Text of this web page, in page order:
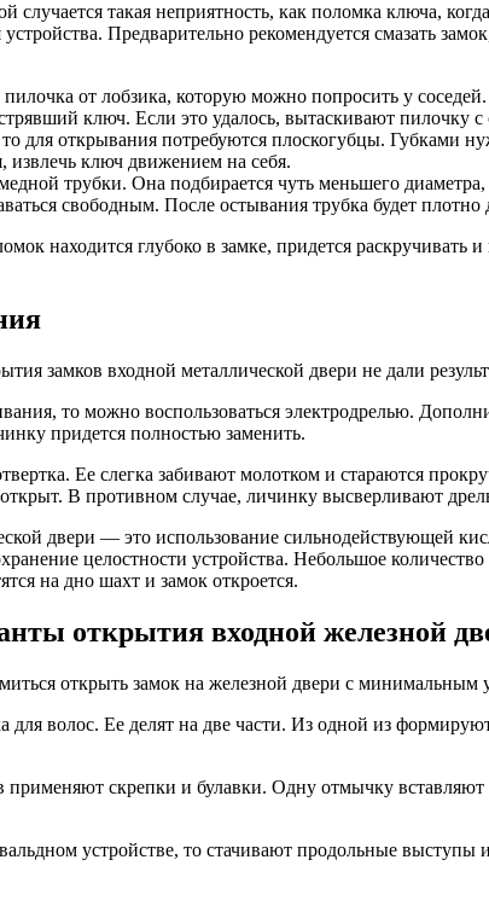
такая неприятность, как поломка ключа,
Предварительно рекомендуется смазать
от лобзика, которую можно попросить у
ключ. Если это удалось, вытаскивают пилочку
то для открывания потребуются плоскогубцы.
извлечь ключ движением на себя.
трубки. Она подбирается чуть меньшего
свободным. После остывания трубка будет
находится глубоко в замке, придется
замков входной металлической двери не дали
то можно воспользоваться электродрелью.
придется полностью заменить.
Ее слегка забивают молотком и стараются
В противном случае, личинку высверливают
двери — это использование сильнодействующей
целостности устройства. Небольшое
на дно шахт и замок откроется.
открытия входной железной
открыть замок на железной двери с
волос. Ее делят на две части. Из одной из
применяют скрепки и булавки. Одну отмычку
устройстве, то стачивают продольные